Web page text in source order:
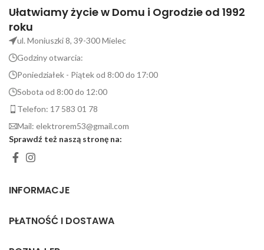
Ułatwiamy życie w Domu i Ogrodzie od 1992
roku
ul. Moniuszki 8, 39-300 Mielec
Godziny otwarcia:
Poniedziałek - Piątek od 8:00 do 17:00
Sobota od 8:00 do 12:00
Telefon: 17 583 01 78
Mail: elektrorem53@gmail.com
Sprawdź też naszą stronę na:
INFORMACJE
PŁATNOŚĆ I DOSTAWA